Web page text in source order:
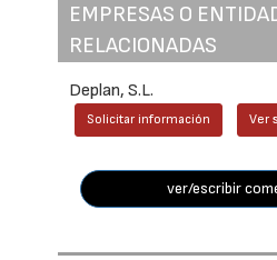
EMPRESAS O
RELACIONADAS
Deplan, S.L.
Solicitar información Ver
ver/escribir